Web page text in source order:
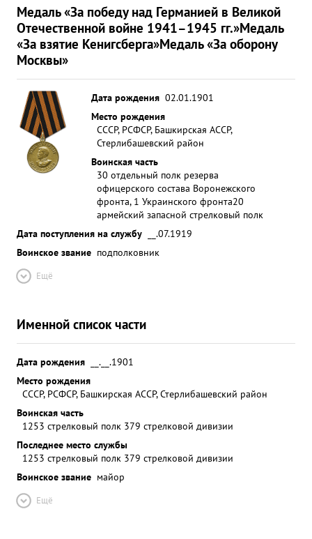
Медаль «За победу над Германией в Великой
Отечественной войне 1941–1945 гг.»Медаль
«За взятие Кенигсберга»Медаль «За оборону
Москвы»
Дата рождения 02.01.1901
Место рождения
СССР, РСФСР, Башкирская АССР,
Стерлибашевский район
Воинская часть
30 отдельный полк резерва
офицерского состава Воронежского
фронта, 1 Украинского фронта20
армейский запасной стрелковый полк
Дата поступления на службу
__.07.1919
Воинское звание подполковник
Ещё
Именной список части
Дата рождения
__.__.1901
Место рождения
СССР, РСФСР, Башкирская АССР, Стерлибашевский район
Воинская часть
1253 стрелковый полк 379 стрелковой дивизии
Последнее место службы
1253 стрелковый полк 379 стрелковой дивизии
Воинское звание майор
Ещё